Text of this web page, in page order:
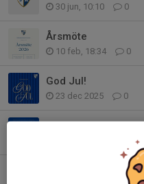
30 jun, 10:10 0
Årsmöte
10 feb, 18:34 0
God Jul!
23 dec 2025 0
Bingolotter